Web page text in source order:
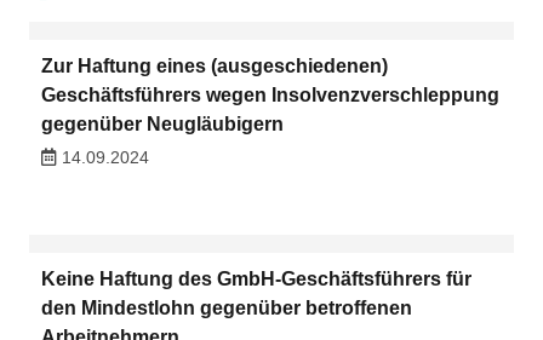
Zur Haftung eines (ausgeschiedenen)
Geschäftsführers wegen Insolvenzverschleppung
gegenüber Neugläubigern
14.09.2024
Keine Haftung des GmbH-Geschäftsführers für
den Mindestlohn gegenüber betroffenen